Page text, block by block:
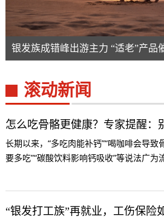
银发族成错峰出游主力 “适老”产品
滚动新闻
怎么吃骨骼更健康？专家提醒：
长期以来，“多吃肉能补钙”“喝咖啡会导致
要多吃”“碳酸饮料影响钙吸收”等说法广为
“银发打工族”再就业，工伤保险